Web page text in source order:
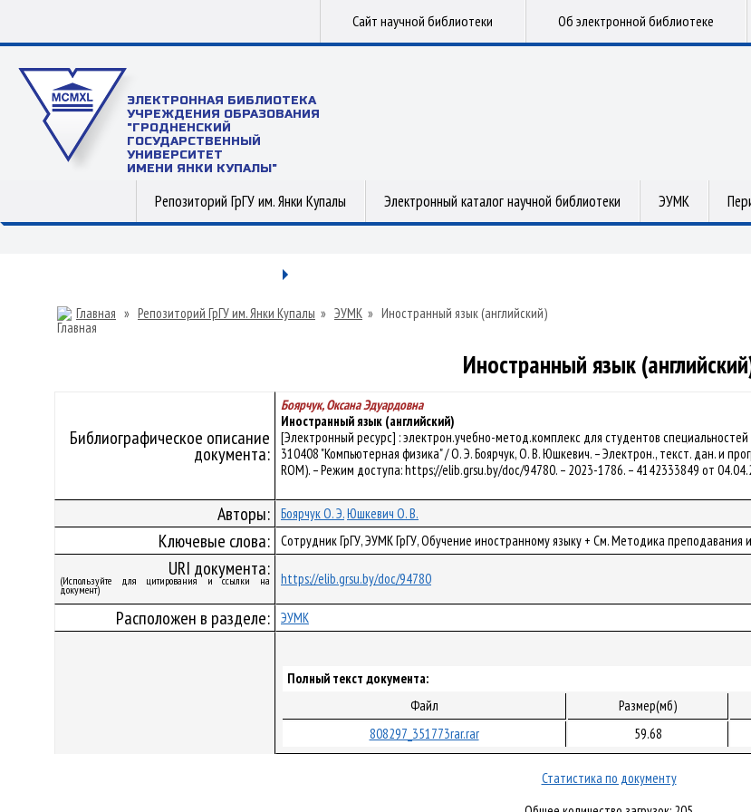
Сайт научной библиотеки Об электронной библиотеке
ЭЛЕКТРОННАЯ БИБЛИОТЕКА
УЧРЕЖДЕНИЯ ОБРАЗОВАНИЯ
"ГРОДНЕНСКИЙ
ГОСУДАРСТВЕННЫЙ
УНИВЕРСИТЕТ
ИМЕНИ ЯНКИ КУПАЛЫ"
Репозиторий ГрГУ им. Янки Купалы Электронный каталог научной библиотеки ЭУМК
Главная » Репозиторий ГрГУ им. Янки Купалы » ЭУМК » Иностранный язык (английский)
Иностранный язык
Библиографическое описание
документа:
Боярчук, Оксана Эдуардовна
Иностранный язык (английский)
[Электронный ресурс] : электрон.учебно-метод.комплекс для студентов
310408 "Компьютерная физика" / О. Э. Боярчук, О. В. Юшкевич. – Электрон., текст. дан. и
ROM). – Режим доступа: https://elib.grsu.by/doc/94780. – 2023-1786. – 4142333849 от
Авторы: Боярчук О. Э.Юшкевич О. В.
Ключевые слова: Сотрудник ГрГУ, ЭУМК ГрГУ, Обучение иностранному языку + См. Методика преподавания
URI документа:
(Используйте для цитирования и ссылки на
документ)
https://elib.grsu.by/doc/94780
Расположен в разделе: ЭУМК
Полный текст документа:
Файл
Размер(мб)
808297_351773rar.rar
59.68
Статистика по документу